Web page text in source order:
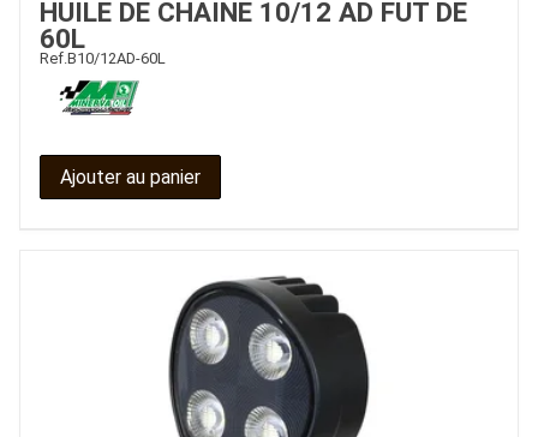
HUILE DE CHAINE 10/12 AD FUT DE
60L
Ref.B10/12AD-60L
Ajouter au panier